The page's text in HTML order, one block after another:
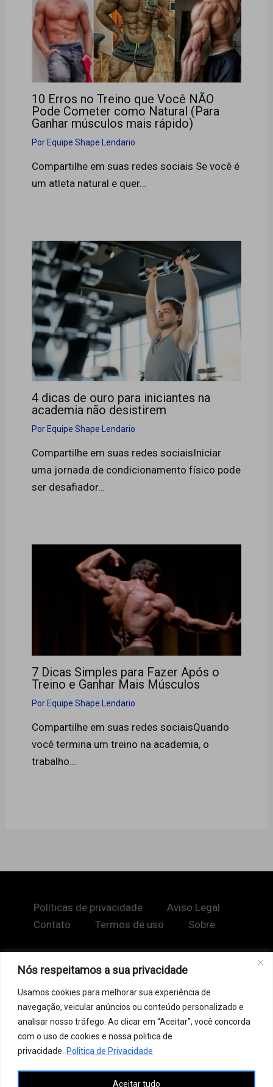
Nós respeitamos a sua privacidade
Usamos cookies para melhorar sua experiência de
navegação, veicular anúncios ou conteúdo personalizado e
analisar nosso tráfego. Ao clicar em “Aceitar”, você concorda
com o uso de cookies e nossa politica de
privacidade. Politica de Privacidade
Aceitar tudo
10 Erros no Treino que Você NÃO
Pode Cometer como Natural (Para
Ganhar músculos mais rápido)
Por Equipe Shape Lendario
Compartilhe em suas redes sociais Se você é
um atleta natural e quer…
4 dicas de ouro para iniciantes na
academia não desistirem
Por Equipe Shape Lendario
Compartilhe em suas redes sociaisIniciar
uma jornada de condicionamento físico pode
ser desafiador…
7 Dicas Simples para Fazer Após o
Treino e Ganhar Mais Músculos
Por Equipe Shape Lendario
Compartilhe em suas redes sociaisQuando
você termina um treino na academia, o
trabalho…
Políticas de privacidade
Aviso Legal
Contato
Termos de uso Sobre
Ao acessar este site, você concorda com nossos
Termos de Uso e Política de Privacidade. Este site
pode conter links patrocinados, incluindo do Google
AdSense, e links de afiliados. Podemos receber uma
comissão por vendas feitas através desses links. o